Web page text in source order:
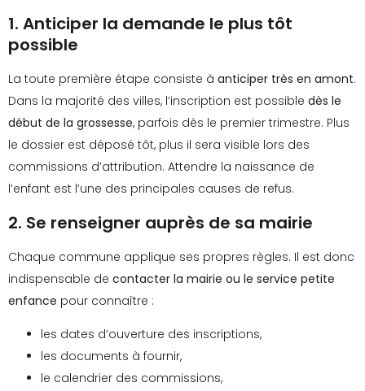
1. Anticiper la demande le plus tôt
possible
La toute première étape consiste à anticiper très en amont.
Dans la majorité des villes, l’inscription est possible dès le
début de la grossesse, parfois dès le premier trimestre. Plus
le dossier est déposé tôt, plus il sera visible lors des
commissions d’attribution. Attendre la naissance de
l’enfant est l’une des principales causes de refus.
2. Se renseigner auprès de sa mairie
Chaque commune applique ses propres règles. Il est donc
indispensable de contacter la mairie ou le service petite
enfance pour connaître :
les dates d’ouverture des inscriptions,
les documents à fournir,
le calendrier des commissions,